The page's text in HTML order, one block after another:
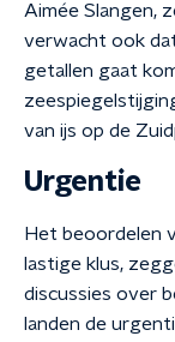
Aimée Slangen,
verwacht ook
getallen gaat
van ijs op de
Urgentie
Het beoordelen
lastige klus,
discussies over
landen de